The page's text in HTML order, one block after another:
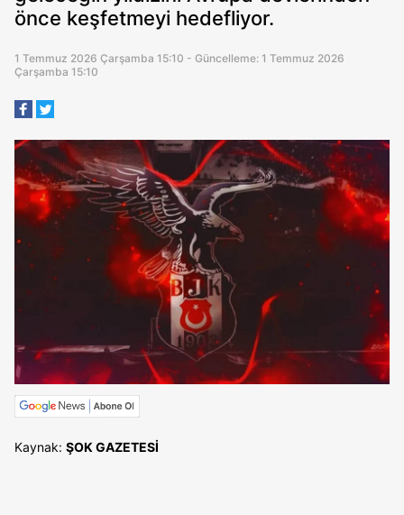
önce keşfetmeyi hedefliyor.
1 Temmuz 2026 Çarşamba 15:10 - Güncelleme: 1 Temmuz 2026
Çarşamba 15:10
Kaynak: ŞOK GAZETESİ